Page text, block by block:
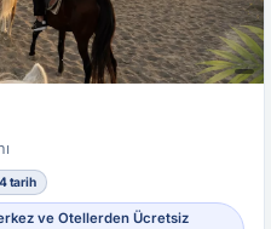
tarih
ve Otellerden Ücretsiz